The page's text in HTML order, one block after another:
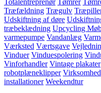
Træfældning Trægulv
Udskiftning af døre
træbeklædning Upcycling
varmepumpe Vandanlæg
Værksted Værtsgave
Vinduer Vinduespolering
Vinforhandler Vintage plakater
robotplæneklipper Virksomhed
installationer Weekendtur